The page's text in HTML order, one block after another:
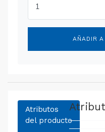
AÑADIR
Atributos
del producto